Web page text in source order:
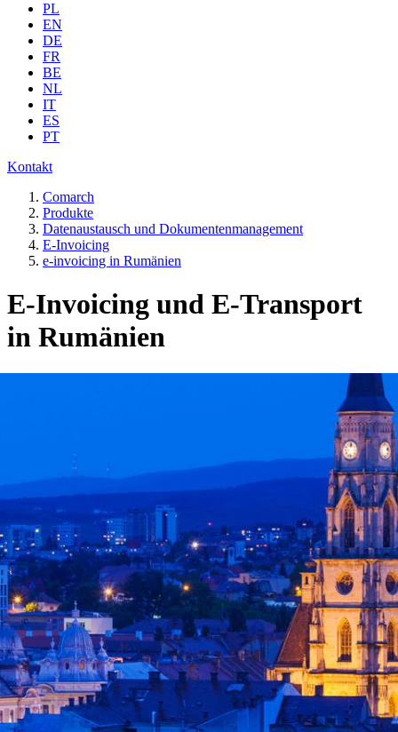
PL
EN
DE
FR
BE
NL
IT
ES
PT
Kontakt
Comarch
Produkte
Datenaustausch und Dokumentenmanagement
E-Invoicing
e-invoicing in Rumänien
E-Invoicing und E-Transport
in Rumänien